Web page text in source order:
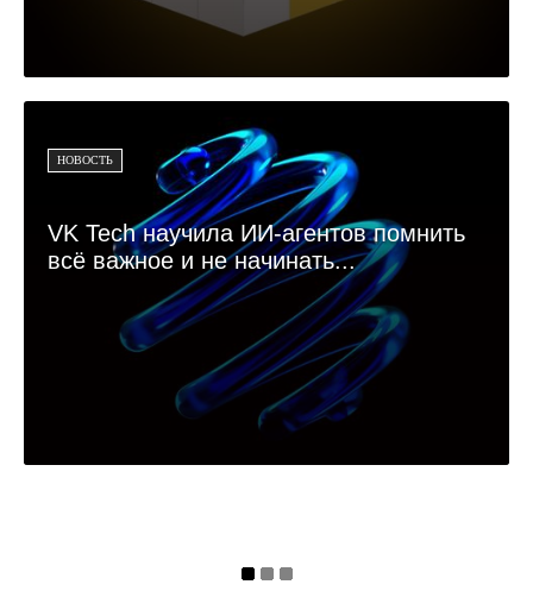
НОВОСТЬ
VK Tech научила ИИ-агентов помнить
всё важное и не начинать...